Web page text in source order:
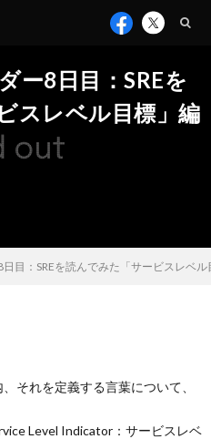
ー8日目：SREを
スレベル目標」編
目：SREを読んでみた「サービスレベ
それを定義する言葉について、
Level Indicator：サービスレベ